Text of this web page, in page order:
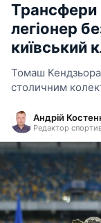
Трансфери
легіонер
київський
Томаш Кендзьора
столичним
Андрій
Редактор